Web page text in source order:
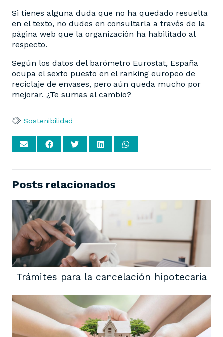
Si tienes alguna duda que no ha quedado resuelta
en el texto, no dudes en consultarla a través de la
página web que la organización ha habilitado al
respecto.
Según los datos del barómetro Eurostat, España
ocupa el sexto puesto en el ranking europeo de
reciclaje de envases, pero aún queda mucho por
mejorar. ¿Te sumas al cambio?
Sostenibilidad
Posts relacionados
Trámites para la cancelación hipotecaria